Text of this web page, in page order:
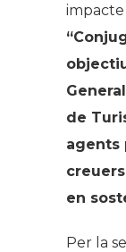
de
agents
en
Per la